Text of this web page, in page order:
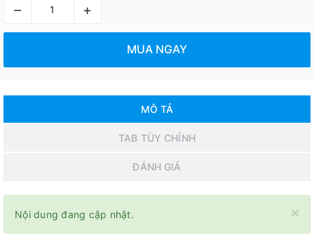
– +
MUA NGAY
MÔ TẢ
TAB TÙY CHỈNH
ĐÁNH GIÁ
×
Nội dung đang cập nhật.